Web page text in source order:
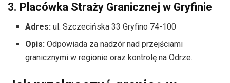
3. Placówka Straży Granicznej w Gryfinie
Adres: ul. Szczecińska 33 Gryfino 74-100
Opis: Odpowiada za nadzór nad przejściami
granicznymi w regionie oraz kontrolę na Odrze.